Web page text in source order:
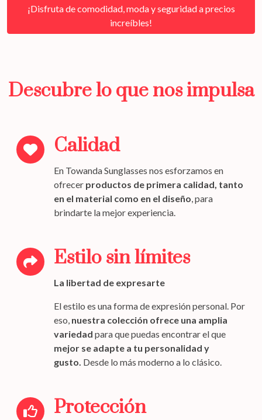
¡Disfruta de comodidad, moda y seguridad a precios
increíbles!
Descubre lo que nos impulsa
Calidad
En Towanda Sunglasses nos esforzamos en
ofrecer productos de primera calidad, tanto
en el material como en el diseño , para
brindarte la mejor experiencia.
Estilo sin límites
La libertad de expresarte
El estilo es una forma de expresión personal. Por
eso, nuestra colección ofrece una amplia
variedad para que puedas encontrar el que
mejor se adapte a tu personalidad y
gusto. Desde lo más moderno a lo clásico.
Protección